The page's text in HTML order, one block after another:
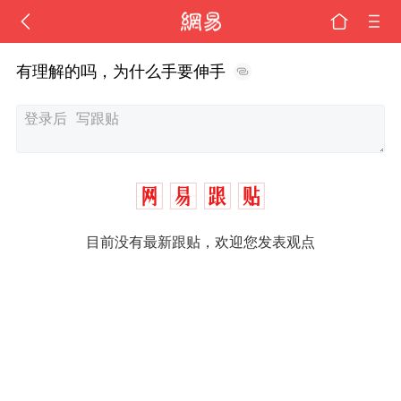
有理解的吗，为什么手要伸手
目前没有最新跟贴，欢迎您发表观点